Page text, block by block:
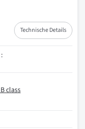
Technische Details
: